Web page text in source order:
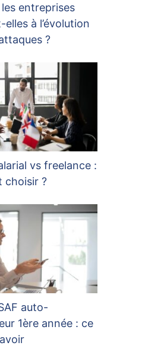
entreprises
elles à l’évolution
?
vs freelance :
choisir ?
auto-
1ère année : ce